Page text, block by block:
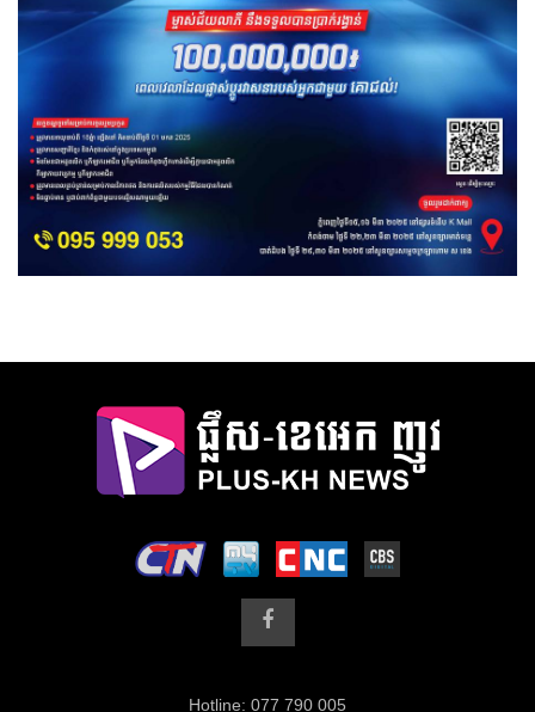
Hotline: 077 790 005